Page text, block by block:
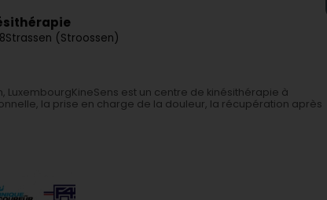
Strassen (Stroossen)
LuxembourgKineSens est un centre de kinésithérapie à
la prise en charge de la douleur, la récupération après